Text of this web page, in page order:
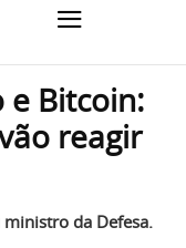
e Bitcoin:
reagir
da Defesa.